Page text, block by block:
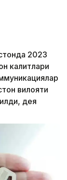
2023
калитлари
вилояти
дея